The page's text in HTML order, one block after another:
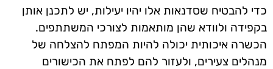
כדי להבטיח שסדנאות אלו יהיו יעילות, יש לתכנן אותן
בקפידה ולוודא שהן מותאמות לצורכי המשתתפים.
הכשרה איכותית יכולה להיות המפתח להצלחה של
מנהלים צעירים, ולעזור להם לפתח את הכישורים